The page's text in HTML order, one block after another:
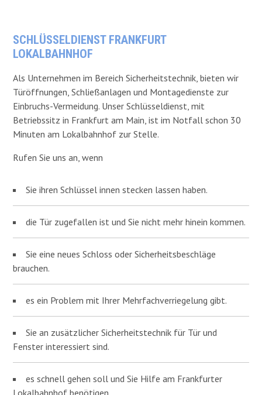
SCHLÜSSELDIENST FRANKFURT
LOKALBAHNHOF
Als Unternehmen im Bereich Sicherheitstechnik, bieten wir
Türöffnungen, Schließanlagen und Montagedienste zur
Einbruchs-Vermeidung. Unser Schlüsseldienst, mit
Betriebssitz in Frankfurt am Main, ist im Notfall schon 30
Minuten am Lokalbahnhof zur Stelle.
Rufen Sie uns an, wenn
Sie ihren Schlüssel innen stecken lassen haben.
die Tür zugefallen ist und Sie nicht mehr hinein kommen.
Sie eine neues Schloss oder Sicherheitsbeschläge
brauchen.
es ein Problem mit Ihrer Mehrfachverriegelung gibt.
Sie an zusätzlicher Sicherheitstechnik für Tür und
Fenster interessiert sind.
es schnell gehen soll und Sie Hilfe am Frankfurter